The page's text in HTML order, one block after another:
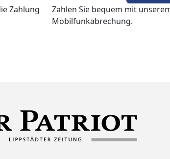
Zahlung
Zahlen Sie bequem mit
Mobilfunkabrechung.